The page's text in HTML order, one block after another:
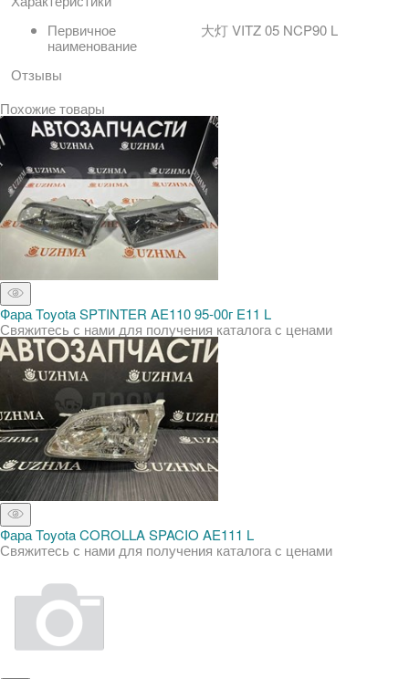
Первичное
наименование
大灯 VITZ 05 NCP90 L
Отзывы
Похожие товары
Фара Toyota SPTINTER AE110 95-00г E11 L
Свяжитесь с нами для получения каталога с ценами
Фара Toyota COROLLA SPACIO AE111 L
Свяжитесь с нами для получения каталога с ценами